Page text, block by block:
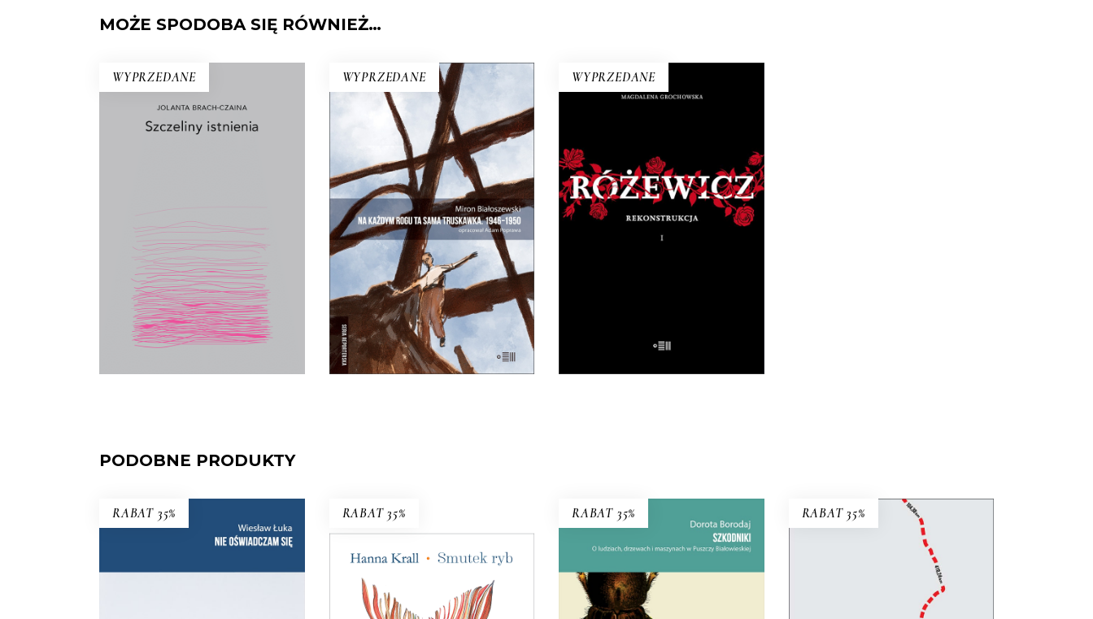
MOŻE SPODOBA SIĘ RÓWNIEŻ…
WYPRZEDANE
E-BOOK DO
KOSZYKA
SZCZELINY ISTNIENIA
Ścierka, piasek, szczur, talerz,
Brach-Czainy. Wydany po raz
pierwszy w 1992 roku esej był
wielkim wydarzeniem literackim.
Zyskał miano książki kultowej,
„biblii feminizmu”.
35.00zł 17.50zł
WYPRZEDANE
E-BOOK DO
KOSZYKA
NA KAŻDYM ROGU TA
SAMA TRUSKAWKA
Zupełnie nowe miasto. Jakaś
inna Warszawa na starych
śmieciach. Skąd się wzięła?
50.00zł 25.00zł
WYPRZEDANE
KOSZYKA
REKONSTRUKCJA (tom 1)
Na pytanie: „Kim jesteś?”,
Tadeusz Różewicz odpowiedział
przed laty: „Kto mnie uważnie
PODOBNE PRODUKTY
RABAT 35% RABAT 35%SMUTEK RYB
postanowiło pomóc uznanej
reporterce – bezrobotnej w
stanie wojennym. Tam Hanna
RABAT 35%
SZKODNIKI
Walka toczyła się nie tylko w
RABAT 35%
RUBIEŻ. REPORTAŻ
WĘDROWNY
Perspektywa pieszej reporterki